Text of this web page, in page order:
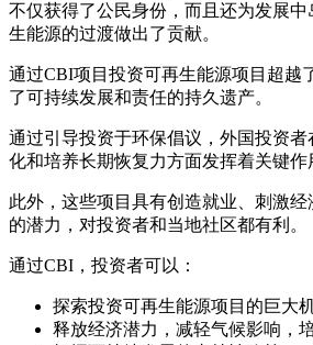
不仅获得了公民身份，而且还为发展
生能源的过渡做出了贡献。
通过CBI项目投资可再生能源项目超
了可持续发展和责任的持久遗产。
通过引导投资于环保倡议，外国投资
化和培养长期恢复力方面发挥着关键作
此外，这些项目具有创造就业、刺激
的潜力，对投资者和当地社区都有利。
通过CBI，投资者可以：
探索投资可再生能源项目的巨大
释放经济潜力，减轻气候影响，